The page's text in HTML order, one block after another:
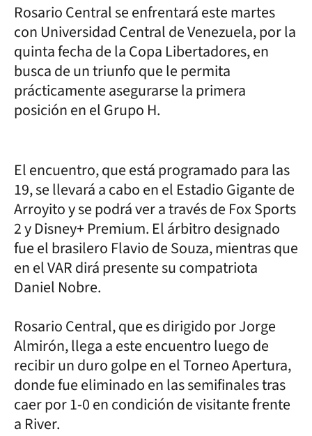
Rosario Central se enfrentará este martes
con Universidad Central de Venezuela, por la
quinta fecha de la Copa Libertadores, en
busca de un triunfo que le permita
prácticamente asegurarse la primera
posición en el Grupo H.
El encuentro, que está programado para las
19, se llevará a cabo en el Estadio Gigante de
Arroyito y se podrá ver a través de Fox Sports
2 y Disney+ Premium. El árbitro designado
fue el brasilero Flavio de Souza, mientras que
en el VAR dirá presente su compatriota
Daniel Nobre.
Rosario Central, que es dirigido por Jorge
Almirón, llega a este encuentro luego de
recibir un duro golpe en el Torneo Apertura,
donde fue eliminado en las semifinales tras
caer por 1-0 en condición de visitante frente
a River.